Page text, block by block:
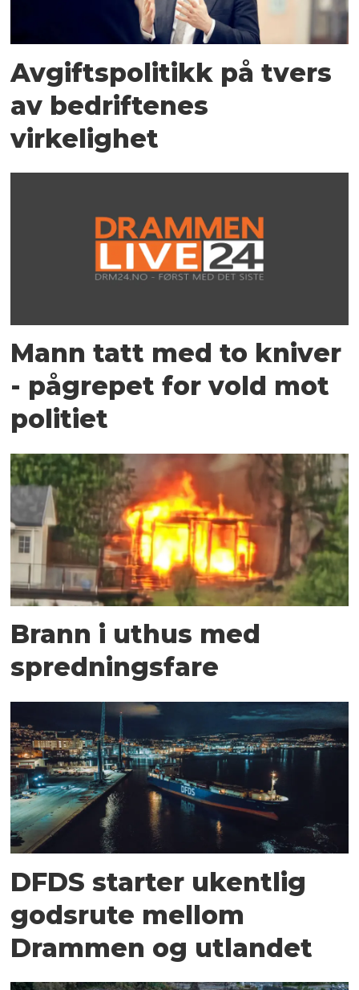
Avgiftspolitikk på tvers
av bedriftenes
virkelighet
Mann tatt med to kniver
- pågrepet for vold mot
politiet
Brann i uthus med
spredningsfare
DFDS starter ukentlig
godsrute mellom
Drammen og utlandet